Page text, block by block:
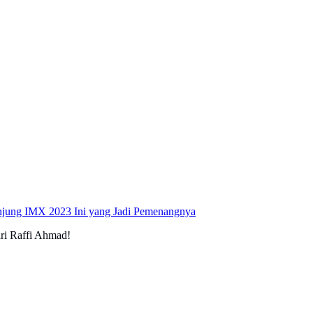
IMX 2023 Ini yang Jadi Pemenangnya
Raffi Ahmad!